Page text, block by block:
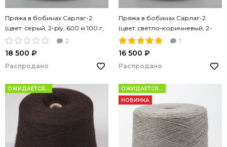
Пряжа в бобинах Сарлаг-2
(цвет: серый, 2-ply, 600 м 100 г,
Nm 12/2)
2
18 500 ₽
Распродано
Пряжа в бобинах Сарлаг-2
(цвет: cветло-коричневый, 2-
ply, 600 м 100 г, Nm 12/2)
1
16 500 ₽
Распродано
ОЖИДАЕТСЯ...
ОЖИДАЕТСЯ...
НОВИНКА